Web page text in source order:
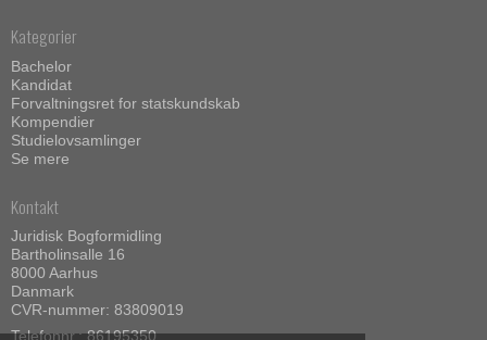
Kategorier
Bachelor
Kandidat
Forvaltningsret for statskundskab
Kompendier
Studielovsamlinger
Se mere
Kontakt
Juridisk Bogformidling
Bartholinsalle 16
8000 Aarhus
Danmark
CVR-nummer: 83809019
Telefonnr.:86195350